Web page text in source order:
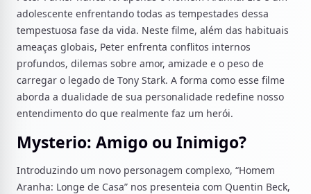
adolescente enfrentando todas as tempestades dessa
tempestuosa fase da vida. Neste filme, além das habituais
ameaças globais, Peter enfrenta conflitos internos
profundos, dilemas sobre amor, amizade e o peso de
carregar o legado de Tony Stark. A forma como esse filme
aborda a dualidade de sua personalidade redefine nosso
entendimento do que realmente faz um herói.
Mysterio: Amigo ou Inimigo?
Introduzindo um novo personagem complexo, “Homem
Aranha: Longe de Casa” nos presenteia com Quentin Beck,